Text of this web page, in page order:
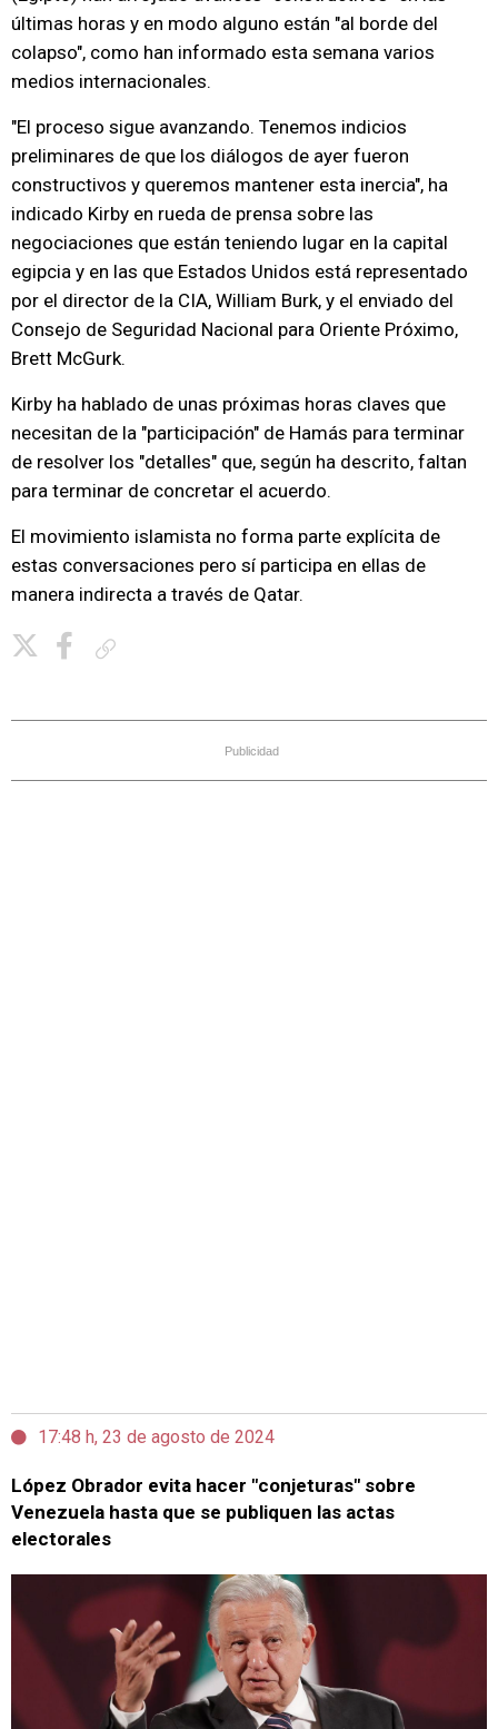
últimas horas y en modo alguno están "al borde del
colapso", como han informado esta semana varios
medios internacionales.
"El proceso sigue avanzando. Tenemos indicios
preliminares de que los diálogos de ayer fueron
constructivos y queremos mantener esta inercia", ha
indicado Kirby en rueda de prensa sobre las
negociaciones que están teniendo lugar en la capital
egipcia y en las que Estados Unidos está representado
por el director de la CIA, William Burk, y el enviado del
Consejo de Seguridad Nacional para Oriente Próximo,
Brett McGurk.
Kirby ha hablado de unas próximas horas claves que
necesitan de la "participación" de Hamás para terminar
de resolver los "detalles" que, según ha descrito, faltan
para terminar de concretar el acuerdo.
El movimiento islamista no forma parte explícita de
estas conversaciones pero sí participa en ellas de
manera indirecta a través de Qatar.
Publicidad
17:48 h, 23 de agosto de 2024
López Obrador evita hacer "conjeturas" sobre
Venezuela hasta que se publiquen las actas
electorales